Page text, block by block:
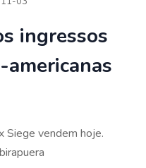
ingressos
Siege vendem hoje.